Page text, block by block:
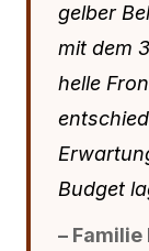
gelber
mit dem
helle
Budget
–